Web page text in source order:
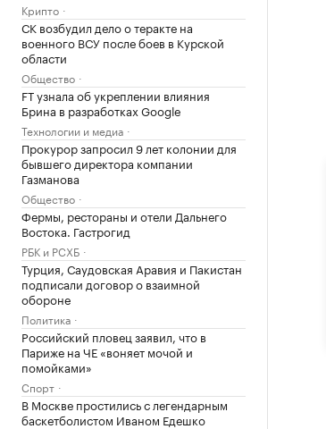
Крипто
СК возбудил дело о теракте на
военного ВСУ после боев в Курской
области
Общество
FT узнала об укреплении влияния
Брина в разработках Google
Технологии и медиа
Прокурор запросил 9 лет колонии для
бывшего директора компании
Газманова
Общество
Фермы, рестораны и отели Дальнего
Востока. Гастрогид
РБК и РСХБ
Турция, Саудовская Аравия и Пакистан
подписали договор о взаимной
обороне
Политика
Российский пловец заявил, что в
Париже на ЧЕ «воняет мочой и
помойками»
Спорт
В Москве простились с легендарным
баскетболистом Иваном Едешко